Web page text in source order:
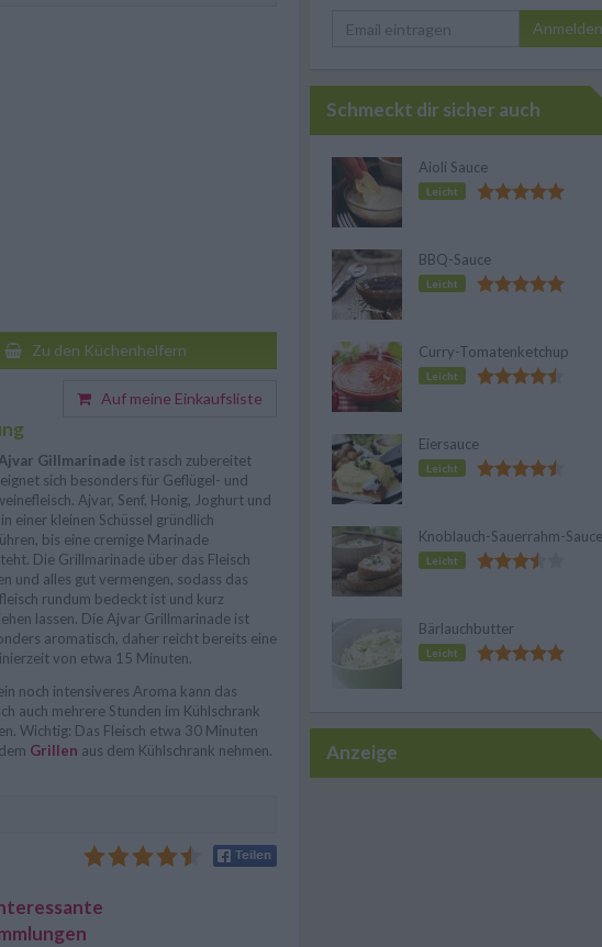
Zu den Küchenhelfern
Auf meine Einkaufsliste
Ajvar Gillmarinade ist rasch zubereitet
sich besonders für Geflügel- und
Ajvar, Senf, Honig, Joghurt und
in einer kleinen Schüssel gründlich
bis eine cremige Marinade
Die Grillmarinade über das Fleisch
und alles gut vermengen, sodass das
rundum bedeckt ist und kurz
lassen. Die Ajvar Grillmarinade ist
aromatisch, daher reicht bereits eine
von etwa 15 Minuten.
noch intensiveres Aroma kann das
auch mehrere Stunden im Kühlschrank
Wichtig: Das Fleisch etwa 30 Minuten
Grillen aus dem Kühlschrank nehmen.
Anmelden
Schmeckt dir sicher auch
Aioli Sauce
Leicht
BBQ-Sauce
Leicht
Curry-Tomatenketchup
Leicht
Eiersauce
Leicht
Knoblauch-Sauerrahm-Sauce
Leicht
Bärlauchbutter
Leicht
Anzeige